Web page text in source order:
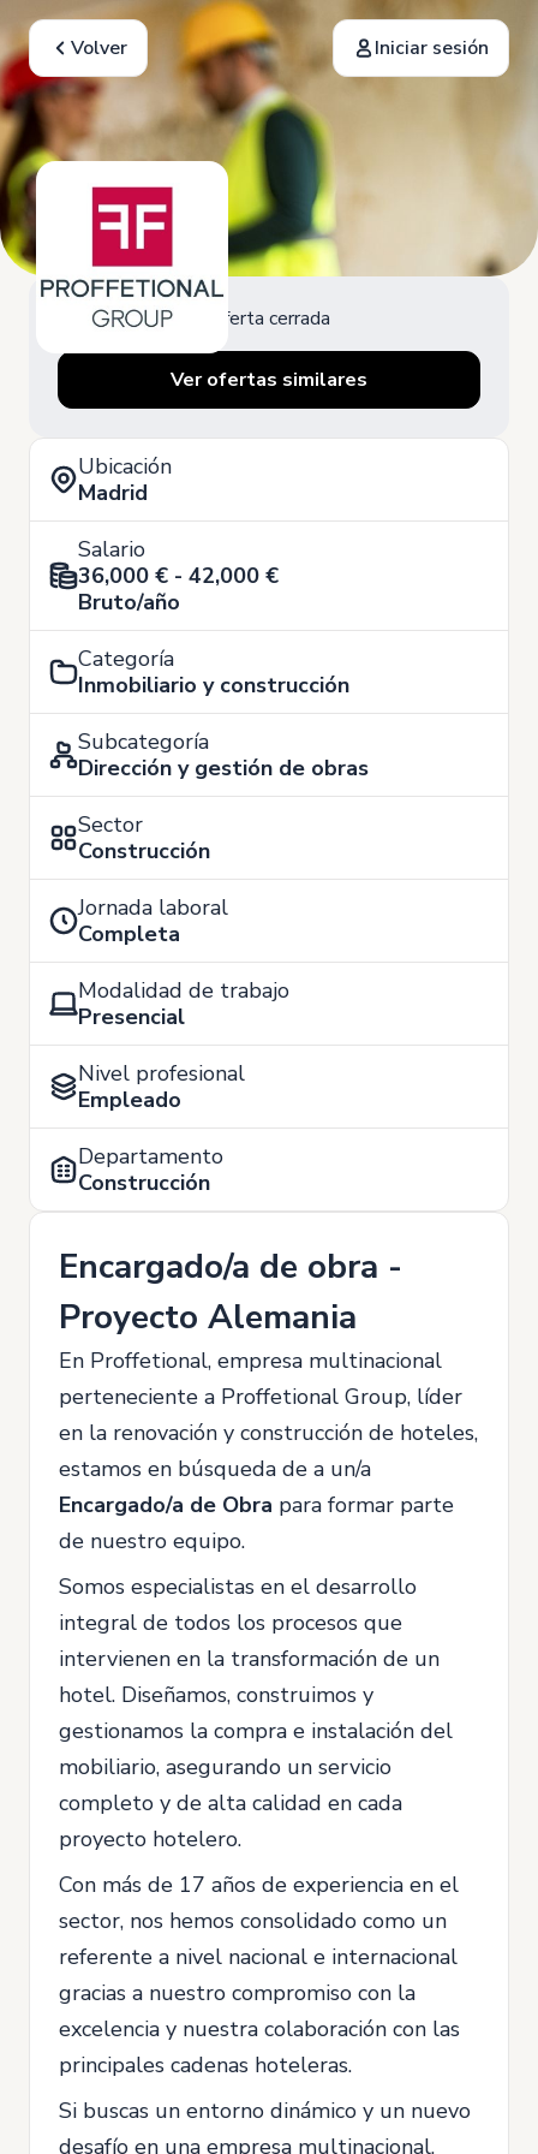
Volver Iniciar sesión
Oferta cerrada
Ver ofertas similares
Ubicación
Madrid
Salario
36,000 € - 42,000 €
Bruto/año
Categoría
Inmobiliario y construcción
Subcategoría
Dirección y gestión de obras
Sector
Construcción
Jornada laboral
Completa
Modalidad de trabajo
Presencial
Nivel profesional
Empleado
Departamento
Construcción
Encargado/a de obra -
Proyecto Alemania
En Proffetional, empresa multinacional
perteneciente a Proffetional Group, líder
en la renovación y construcción de hoteles,
estamos en búsqueda de a un/a
Encargado/a de Obra para formar parte
de nuestro equipo.
Somos especialistas en el desarrollo
integral de todos los procesos que
intervienen en la transformación de un
hotel. Diseñamos, construimos y
gestionamos la compra e instalación del
mobiliario, asegurando un servicio
completo y de alta calidad en cada
proyecto hotelero.
Con más de 17 años de experiencia en el
sector, nos hemos consolidado como un
referente a nivel nacional e internacional
gracias a nuestro compromiso con la
excelencia y nuestra colaboración con las
principales cadenas hoteleras.
Si buscas un entorno dinámico y un nuevo
desafío en una empresa multinacional,